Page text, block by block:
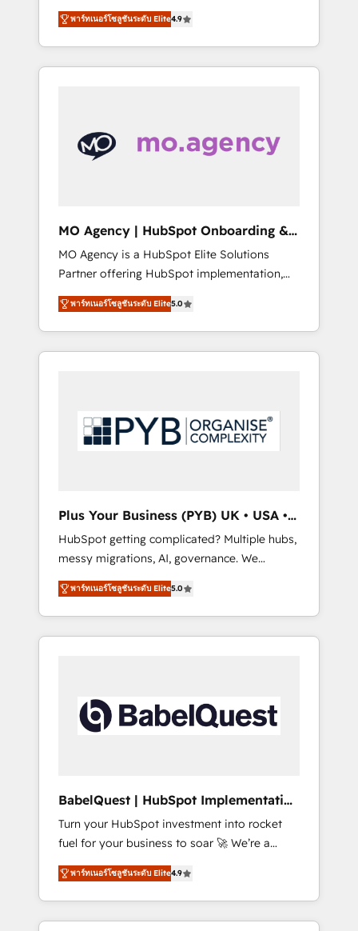
and tested Roadmap methodology will
ensure that you receive the best deployment
experience possible. Whether you are new to
HubSpot or seeking to turn around a poor
delivered, CC is the go-to Elite Solutions
Partner for businesses ready to migrate,
replatform, and scale smarter. We specialize
in high-impact CRM and CMS migrations and
turning fragmented systems into unified,
growth-ready HubSpot architectures that
custom integrations across your full tech
stack. - Custom object setup, CMS builds, and
full-funnel automation. - Dashboards,
lifecycle campaigns, and lead nurturing
sequences. - Cross-hub setup across
Marketing, Sales, Operations, and Service
Hubs. - Ongoing optimization, managed
พาร์ทเนอร์โซลูชันระดับ Elite4.9
MO Agency | HubSpot Onboarding &
Implementation
MO Agency is a HubSpot Elite Solutions
Partner offering HubSpot implementation,
marketing automation, CRM and RevOps
consulting, B2B SEO, paid media, content
marketing, AEO and GEO (AI search
optimisation), and HubSpot Content Hub
services and industrial sectors. Offices in
Johannesburg, Cape Town, Dubai & London.
Google AI Overviews. HubSpot Impact Award
- Customer First HubSpot Impact Award -
Integrations Innovation HubSpot Impact
Award - Platform Migration Excellence
HubSpot Impact Award - Platform Excellence
40+ full-time HubSpot professionals. 100s of
certifications and accreditations with
พาร์ทเนอร์โซลูชันระดับ Elite5.0
Plus Your Business (PYB) UK • USA •
Europe
HubSpot getting complicated? Multiple hubs,
messy migrations, AI, governance. We
organise that complexity, so your team can
put HubSpot to work... Welcome to our
Profile! We help with: • CRM implementation,
reports, workflows, and team training • CRM
governance for HubSpot-centred operations
A little about us: • Boutique 'Elite' team of 12 •
42001:2023 certified - the AI management
standard • GuardHub: our AI governance
framework, built on ISO 42001 Ready for the
next step? Click the 👈 '𝗖𝗼𝗻𝘁𝗮𝗰𝘁 𝗯𝘂𝘀𝗶𝗻𝗲𝘀𝘀'
button to get in touch (𝘸𝘦'𝘳𝘦 𝘴𝘶𝘱𝘦𝘳
𝘳𝘦𝘴𝘱𝘰𝘯𝘴𝘪𝘷𝘦)
พาร์ทเนอร์โซลูชันระดับ Elite5.0
BabelQuest | HubSpot Implementation
& Consultancy
Turn your HubSpot investment into rocket
fuel for your business to soar 🚀 We’re a
team of accredited HubSpot experts ready
to help you. We can implement the platform
into complex business environments,
optimise what you've got and make sure you
พาร์ทเนอร์โซลูชันระดับ Elite4.9